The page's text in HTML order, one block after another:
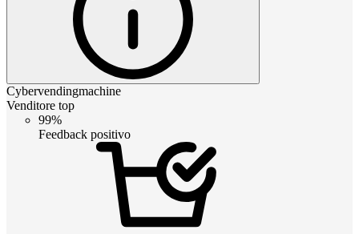
Cybervendingmachine
Venditore top
99%
Feedback positivo